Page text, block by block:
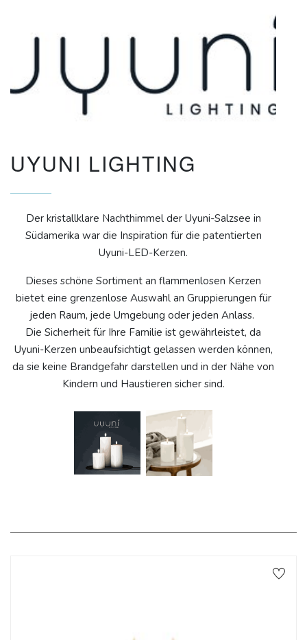
UYUNI LIGHTING
Der kristallklare Nachthimmel der Uyuni-Salzsee in
Südamerika war die Inspiration für die patentierten
Uyuni-LED-Kerzen.
Dieses schöne Sortiment an flammenlosen Kerzen
bietet eine grenzenlose Auswahl an Gruppierungen für
jeden Raum, jede Umgebung oder jeden Anlass.
Die Sicherheit für Ihre Familie ist gewährleistet, da
Uyuni-Kerzen unbeaufsichtigt gelassen werden können,
da sie keine Brandgefahr darstellen und in der Nähe von
Kindern und Haustieren sicher sind.